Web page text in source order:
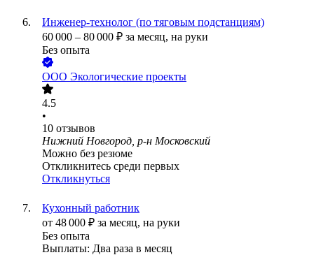
Инженер-технолог (по тяговым подстанциям)
60 000 – 80 000 ₽ за месяц, на руки
Без опыта
ООО Экологические проекты
4.5
•
10 отзывов
Нижний Новгород, р-н Московский
Можно без резюме
Откликнитесь среди первых
Откликнуться
Кухонный работник
от 48 000 ₽ за месяц, на руки
Без опыта
Выплаты: Два раза в месяц